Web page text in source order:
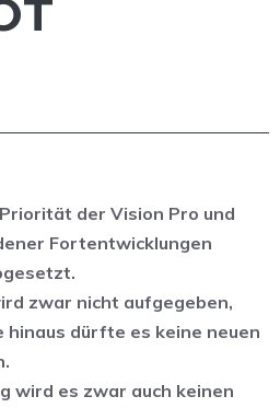
der Vision Pro und
Fortentwicklungen
zwar nicht aufgegeben,
hinaus dürfte es keine neuen
wird es zwar auch keinen